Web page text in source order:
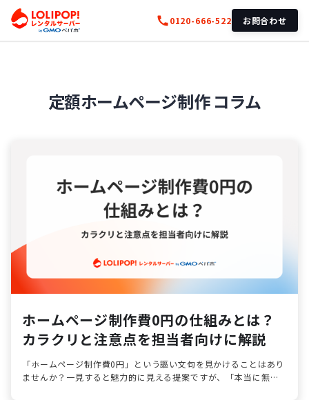
call0120-666-522 お問合わせ
定額ホームページ制作 コラム
ホームページ制作費0円の仕組みとは？
カラクリと注意点を担当者向けに解説
「ホームページ制作費0円」という謳い文句を見かけることはあり
ませんか？一見すると魅力的に見える提案ですが、「本当に無料